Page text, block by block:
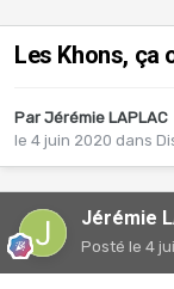
Les Khons, ça
Par Jérémie LAPLAC
le 4 juin 2020 dans
Jérémie
Posté le 4